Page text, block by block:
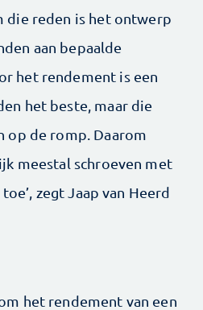
die reden is het ontwerp
aan bepaalde
het rendement is een
het beste, maar die
op de romp. Daarom
meestal schroeven met
zegt Jaap van Heerd
het rendement van een